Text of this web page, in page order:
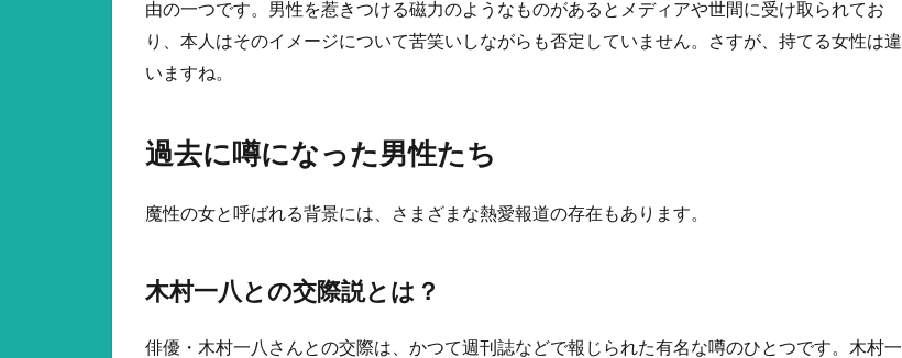
由の一つです。男性を惹きつける磁力のようなものがあるとメディアや世間に受け取られてお
り、本人はそのイメージについて苦笑いしながらも否定していません。さすが、持てる女性は違
いますね。
過去に噂になった男性たち
魔性の女と呼ばれる背景には、さまざまな熱愛報道の存在もあります。
木村一八との交際説とは？
俳優・木村一八さんとの交際は、かつて週刊誌などで報じられた有名な噂のひとつです。木村一